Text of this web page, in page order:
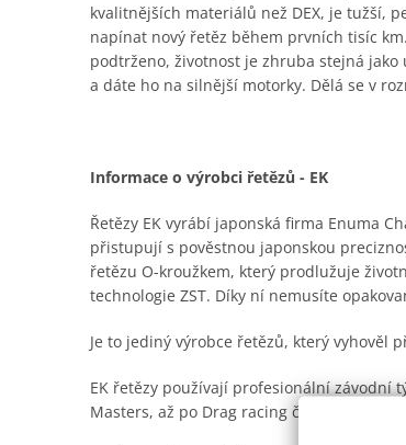
kvalitnějších materiálů než DEX, je tužší,
napínat nový řetěz během prvních tisíc
podtrženo, životnost je zhruba stejná jako
a dáte ho na silnější motorky. Dělá se v
Informace o výrobci řetězů - EK
Řetězy EK vyrábí japonská firma Enuma
přistupují s pověstnou japonskou
řetězu O-kroužkem, který prodlužuje
technologie ZST. Díky ní nemusíte
Je to jediný výrobce řetězů, který vyhověl
EK řetězy používají profesionální závodní
Masters, až po Drag racing či Road racing.